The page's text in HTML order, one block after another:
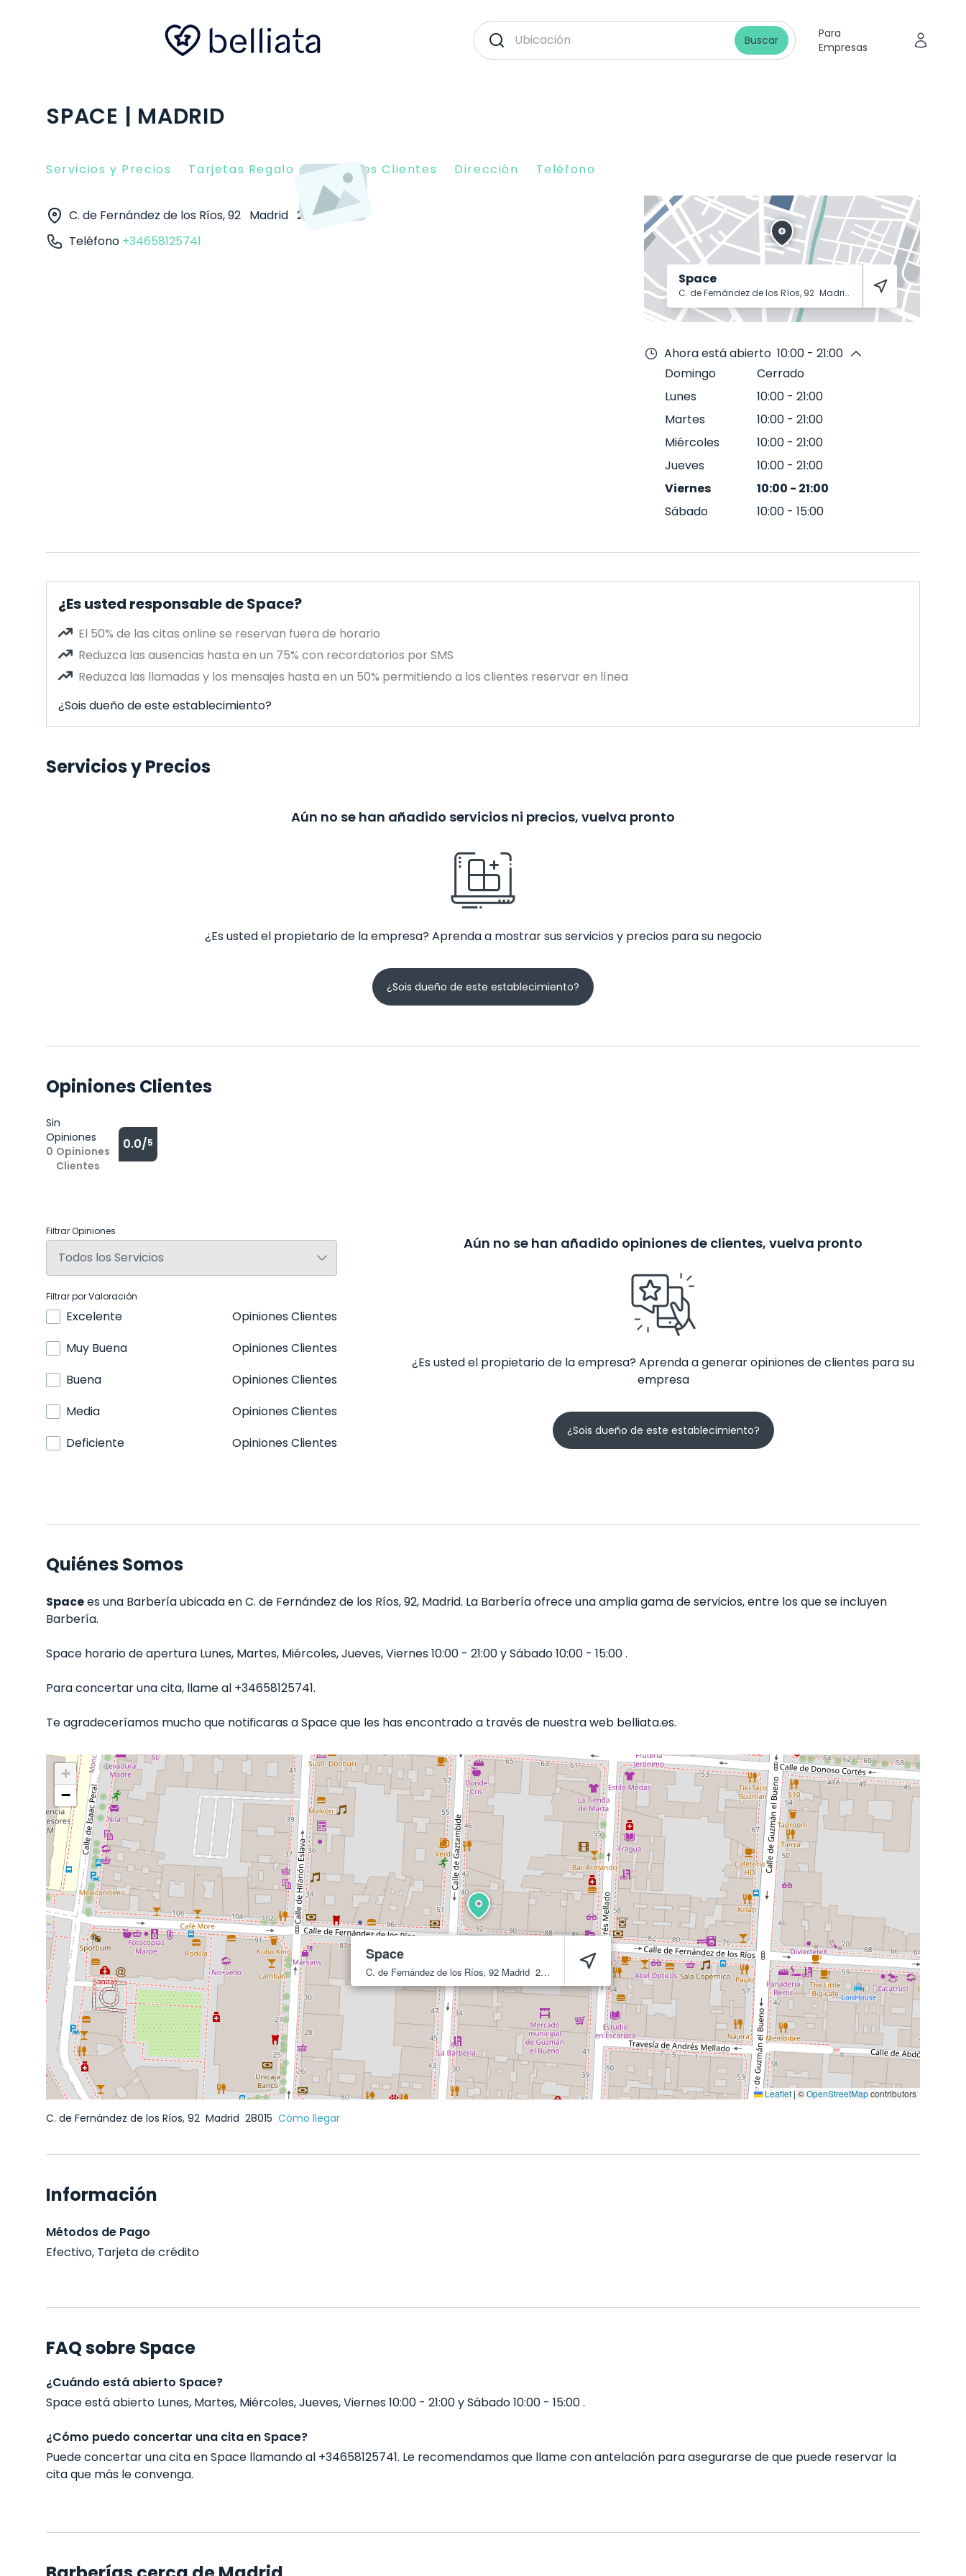
Buscar
Para
Empresas
SPACE | MADRID
Servicios y Precios Tarjetas Regalo Opiniones Clientes Dirección Teléfono
C. de Fernández de los Ríos, 92 Madrid 28015
Teléfono +34658125741
Space
C. de Fernández de los Ríos, 92 Madrid 28015
Ahora está abierto 10:00 - 21:00
Domingo
Cerrado
Lunes
10:00 - 21:00
Martes
10:00 - 21:00
Miércoles
10:00 - 21:00
Jueves
10:00 - 21:00
Viernes
10:00 - 21:00
Sábado
10:00 - 15:00
¿Es usted responsable de Space?
El 50% de las citas online se reservan fuera de horario
Reduzca las ausencias hasta en un 75% con recordatorios por SMS
Reduzca las llamadas y los mensajes hasta en un 50% permitiendo a los clientes reservar en línea
¿Sois dueño de este establecimiento?
Servicios y Precios
Aún no se han añadido servicios ni precios, vuelva pronto
¿Es usted el propietario de la empresa? Aprenda a mostrar sus servicios y precios para su negocio
¿Sois dueño de este establecimiento?
Opiniones Clientes
Sin
Opiniones
0 Opiniones
Clientes
0.0/5
Filtrar Opiniones
Filtrar por Valoración
Excelente
Opiniones Clientes
Muy Buena
Opiniones Clientes
Buena
Opiniones Clientes
Media
Opiniones Clientes
Deficiente
Opiniones Clientes
Aún no se han añadido opiniones de clientes, vuelva pronto
¿Es usted el propietario de la empresa? Aprenda a generar opiniones de clientes para su
empresa
¿Sois dueño de este establecimiento?
Quiénes Somos
Spacees una Barbería ubicada en C. de Fernández de los Ríos, 92, Madrid. La Barbería ofrece una amplia gama de servicios, entre los que se incluyen
Barbería.
Space horario de apertura Lunes, Martes, Miércoles, Jueves, Viernes 10:00 - 21:00 y Sábado 10:00 - 15:00 .
Para concertar una cita, llame al +34658125741.
Te agradeceríamos mucho que notificaras a Space que les has encontrado a través de nuestra web belliata.es.
Space
C. de Fernández de los Ríos, 92 Madrid 28015
+
−
Leaflet | ©OpenStreetMapcontributors
C. de Fernández de los Ríos, 92 Madrid 28015 Cómo llegar
Información
Métodos de Pago
Efectivo, Tarjeta de crédito
FAQ sobre Space
¿Cuándo está abierto Space?
Space está abierto Lunes, Martes, Miércoles, Jueves, Viernes 10:00 - 21:00 y Sábado 10:00 - 15:00 .
¿Cómo puedo concertar una cita en Space?
Puede concertar una cita en Space llamando al +34658125741. Le recomendamos que llame con antelación para asegurarse de que puede reservar la
cita que más le convenga.